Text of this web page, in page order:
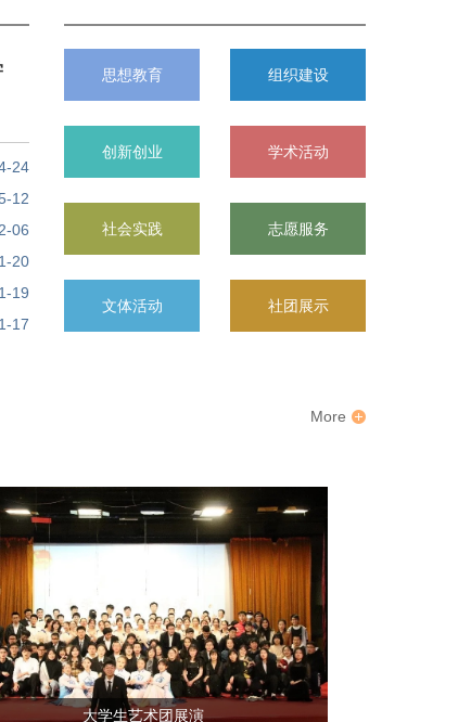
24
12
06
20
19
17
思想教育 组织建设
创新创业 学术活动
社会实践 志愿服务
文体活动 社团展示
More
大学生艺术团展演